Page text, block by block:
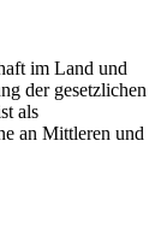
im Land und
der gesetzlichen
als
an Mittleren und